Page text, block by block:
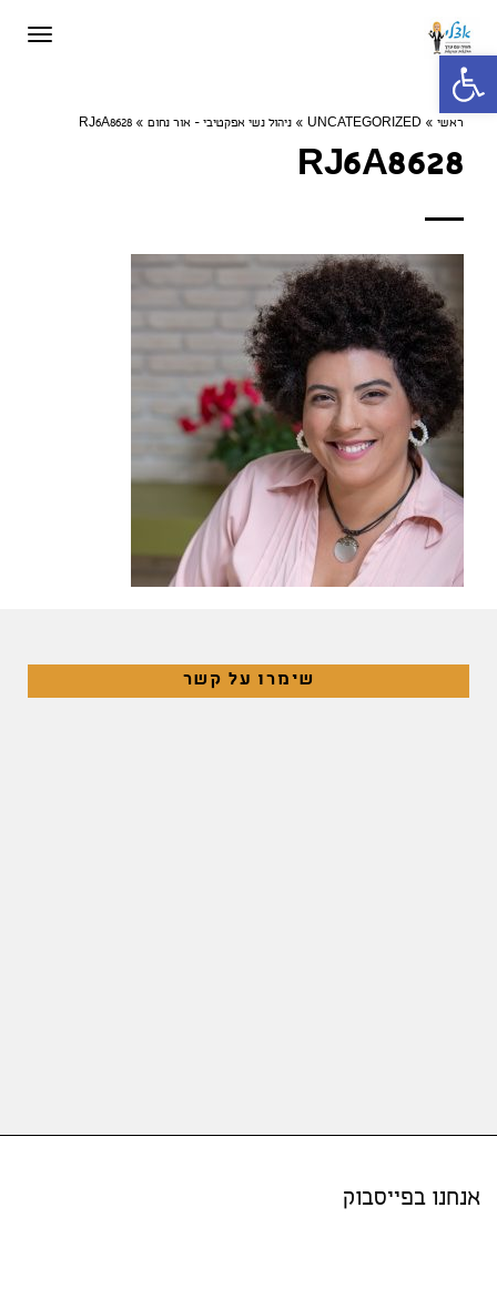
פתח סרגל נגישות
ראשי »
UNCATEGORIZED
» ניהול נשי אפקטיבי - אור נחום »
RJ6A8628
RJ6A8628
שימרו על קשר
אנחנו בפייסבוק